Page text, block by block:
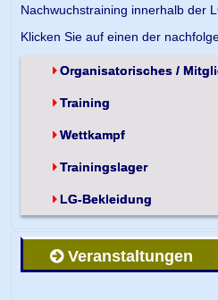
Nachwuchstraining innerhalb der
Klicken Sie auf einen der
Organisatorisches /
Training
Wettkampf
Trainingslager
LG-Bekleidung
Veranstaltungen